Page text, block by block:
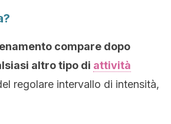
compare dopo
altro tipo di attività
regolare intervallo di intensità,